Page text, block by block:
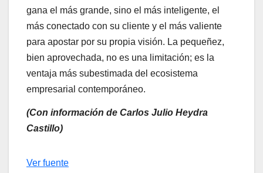
gana el más grande, sino el más inteligente, el
más conectado con su cliente y el más valiente
para apostar por su propia visión. La pequeñez,
bien aprovechada, no es una limitación; es la
ventaja más subestimada del ecosistema
empresarial contemporáneo.
(Con información de Carlos Julio Heydra
Castillo)
Navegación
Ver fuente